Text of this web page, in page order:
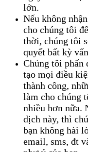
lớn.
Nếu không
cho chúng tôi
thời, chúng tôi
quyết bất kỳ
Chúng tôi phấn
tạo mọi điều
thành công,
làm cho chúng
nhiều hơn nữa.
dịch này, thì
bạn không hài
email, sms, đt